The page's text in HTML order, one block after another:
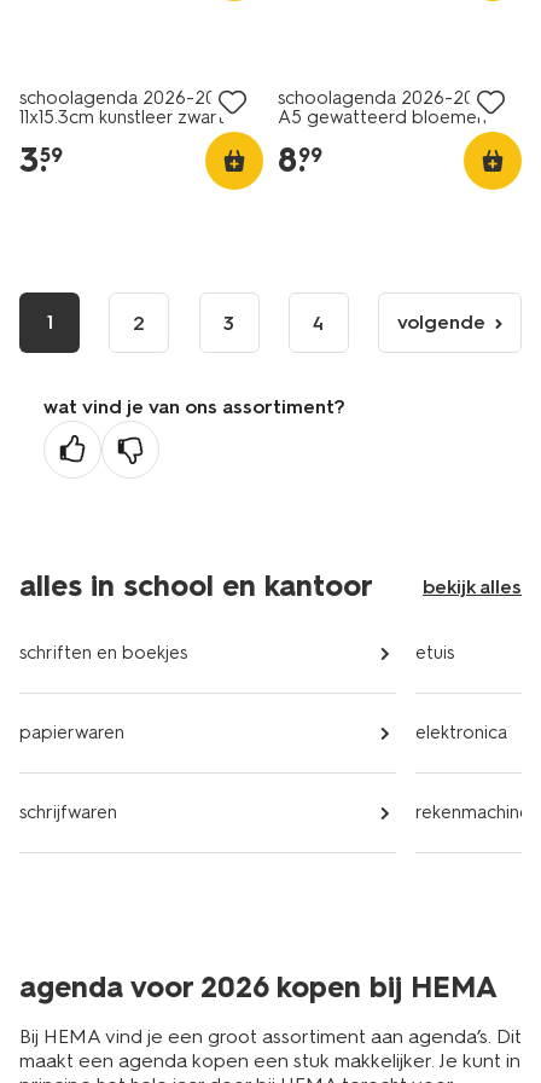
schoolagenda 2026-2027
11x15.3cm kunstleer zwart
3.
59
schoolagenda 2026-2027
A5 gewatteerd bloemen
8.
99
1 2 3 4
volgende
pagina
volgende
wat vind je van ons assortiment?
alles in school en kantoor bekijk alles
schriften en boekjes
papierwaren
schrijfwaren
etuis
elektronica
agenda voor 2026 kopen bij HEMA
Bij HEMA vind je een groot assortiment aan agenda’s. Dit
maakt een agenda kopen een stuk makkelijker. Je kunt in